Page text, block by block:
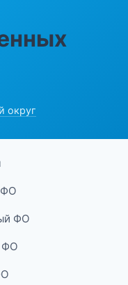
округ
ФО
ФО
ФО